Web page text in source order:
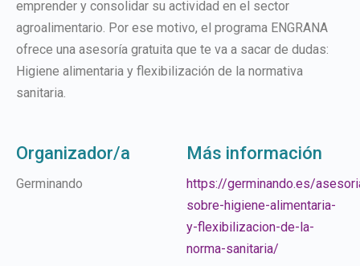
emprender y consolidar su actividad en el sector
agroalimentario. Por ese motivo, el programa ENGRANA
ofrece una asesoría gratuita que te va a sacar de dudas:
Higiene alimentaria y flexibilización de la normativa
sanitaria.
Organizador/a
Germinando
Más información
https://germinando.es/
sobre-higiene-alimentaria-
y-flexibilizacion-de-la-
norma-sanitaria/